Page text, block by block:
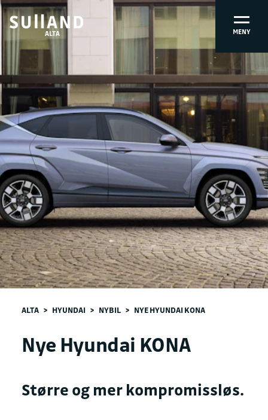
ALTA MENY
ALTA > HYUNDAI > NYBIL > NYE HYUNDAI KONA
Nye Hyundai KONA
Større og mer kompromissløs.